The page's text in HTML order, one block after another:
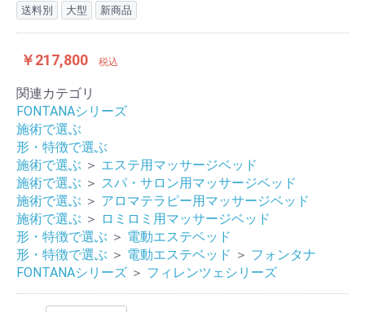
送料別 大型 新商品
￥217,800 税込
関連カテゴリ
FONTANAシリーズ
施術で選ぶ
形・特徴で選ぶ
施術で選ぶ ＞ エステ用マッサージベッド
施術で選ぶ ＞ スパ・サロン用マッサージベッド
施術で選ぶ ＞ アロマテラピー用マッサージベッド
施術で選ぶ ＞ ロミロミ用マッサージベッド
形・特徴で選ぶ ＞ 電動エステベッド
形・特徴で選ぶ ＞ 電動エステベッド ＞ フォンタナ
FONTANAシリーズ ＞ フィレンツェシリーズ